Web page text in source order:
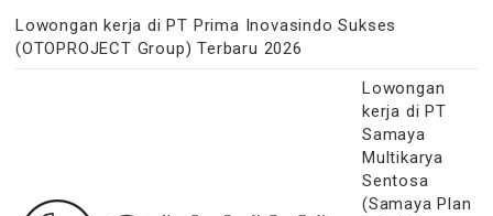
Lowongan kerja di PT Prima Inovasindo Sukses
(OTOPROJECT Group) Terbaru 2026
Lowongan
kerja di PT
Samaya
Multikarya
Sentosa
(Samaya Plan